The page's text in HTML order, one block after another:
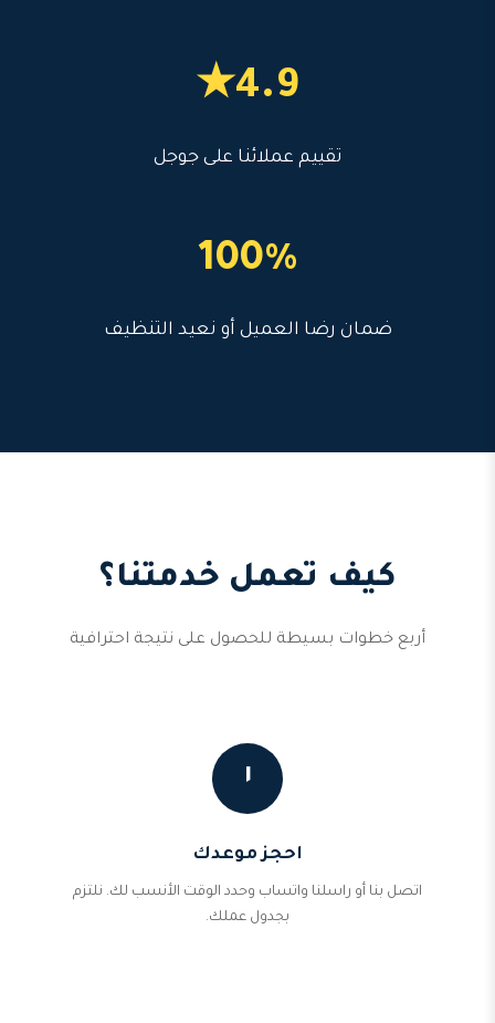
4.9★
تقييم عملائنا على جوجل
100%
ضمان رضا العميل أو نعيد التنظيف
كيف تعمل خدمتنا؟
أربع خطوات بسيطة للحصول على نتيجة احترافية
١
احجز موعدك
اتصل بنا أو راسلنا واتساب وحدد الوقت الأنسب لك. نلتزم
بجدول عملك.